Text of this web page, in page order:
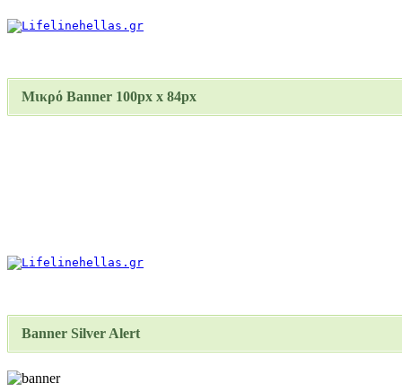
Μικρό Banner 100px x 84px
Banner Silver Alert